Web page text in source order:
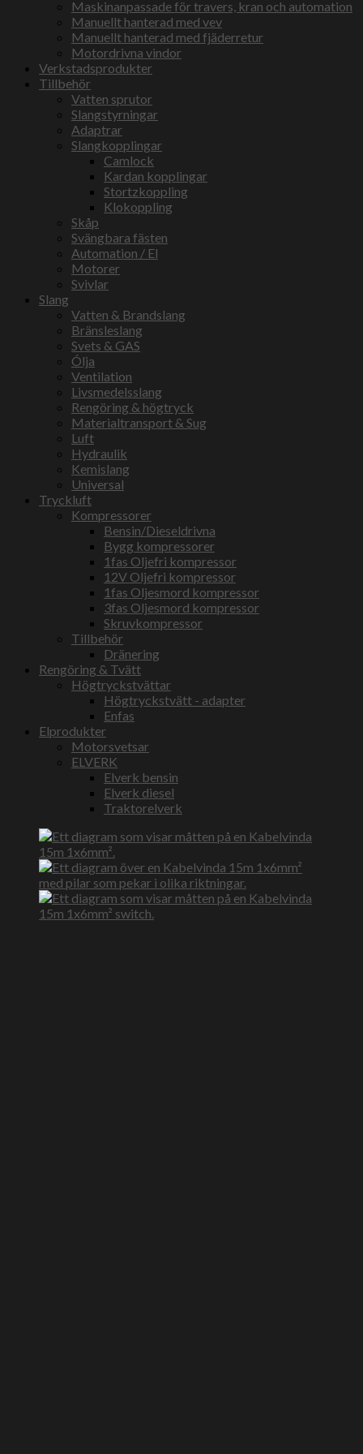
Maskinanpassade för travers, kran och automation
Manuellt hanterad med vev
Manuellt hanterad med fjäderretur
Motordrivna vindor
Verkstadsprodukter
Tillbehör
Vatten sprutor
Slangstyrningar
Adaptrar
Slangkopplingar
Camlock
Kardan kopplingar
Stortzkoppling
Klokoppling
Skåp
Svängbara fästen
Automation / El
Motorer
Svivlar
Slang
Vatten & Brandslang
Bränsleslang
Svets & GAS
Ólja
Ventilation
Livsmedelsslang
Rengöring & högtryck
Materialtransport & Sug
Luft
Hydraulik
Kemislang
Universal
Tryckluft
Kompressorer
Bensin/Dieseldrivna
Bygg kompressorer
1fas Oljefri kompressor
12V Oljefri kompressor
1fas Oljesmord kompressor
3fas Oljesmord kompressor
Skruvkompressor
Tillbehör
Dränering
Rengöring & Tvätt
Högtryckstvättar
Högtryckstvätt - adapter
Enfas
Elprodukter
Motorsvetsar
ELVERK
Elverk bensin
Elverk diesel
Traktorelverk